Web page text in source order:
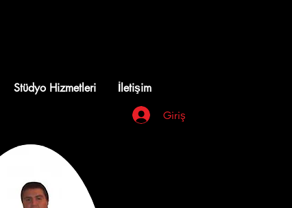
Stüdyo Hizmetleri İletişim
Giriş